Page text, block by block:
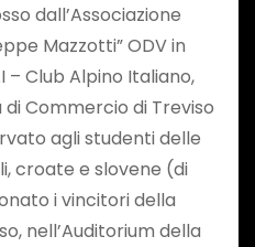
dall’Associazione
Mazzotti” ODV in
– Club Alpino Italiano,
Commercio di Treviso
agli studenti delle
croate e slovene (di
i vincitori della
nell’Auditorium della